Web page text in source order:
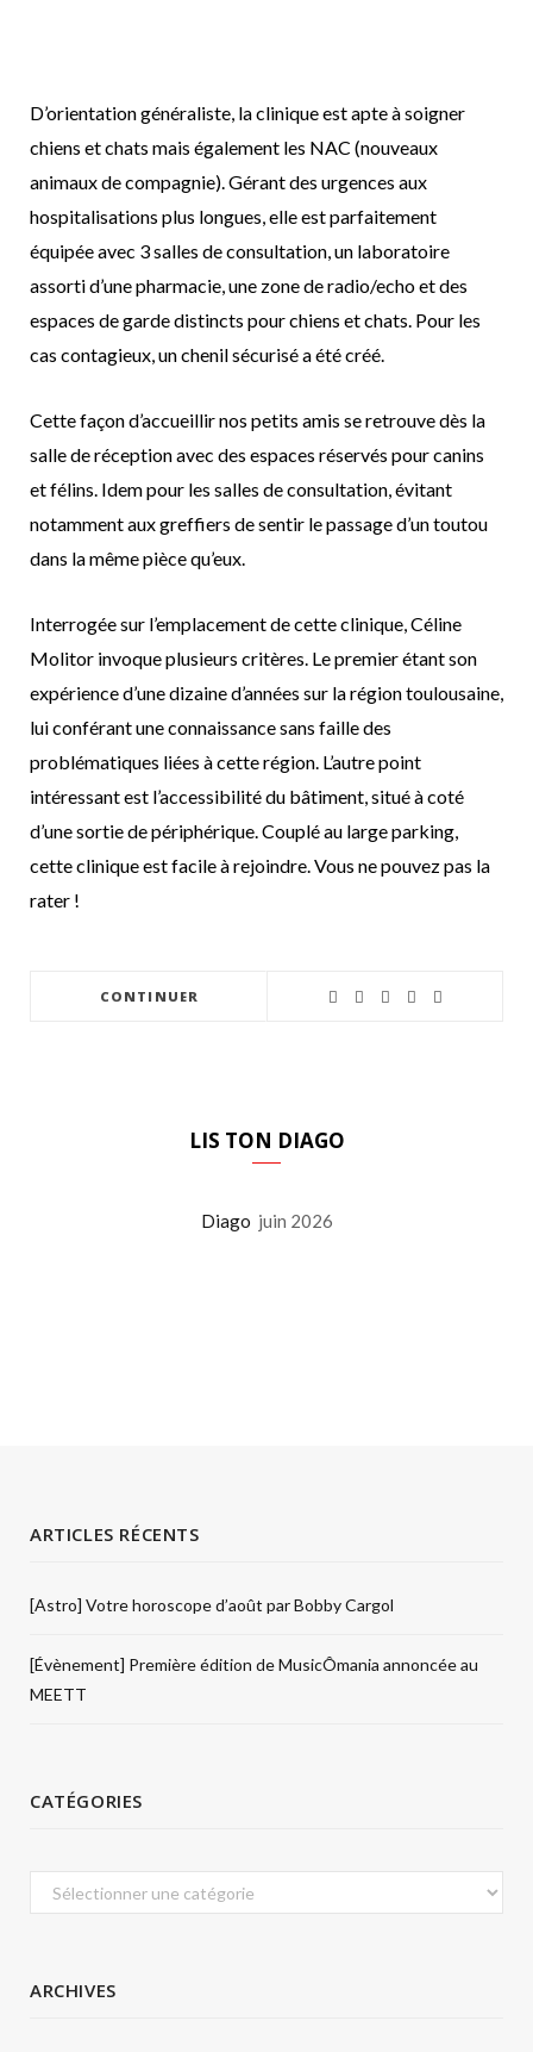
D’orientation généraliste, la clinique est apte à soigner
chiens et chats mais également les NAC (nouveaux
animaux de compagnie). Gérant des urgences aux
hospitalisations plus longues, elle est parfaitement
équipée avec 3 salles de consultation, un laboratoire
assorti d’une pharmacie, une zone de radio/echo et des
espaces de garde distincts pour chiens et chats. Pour les
cas contagieux, un chenil sécurisé a été créé.
Cette façon d’accueillir nos petits amis se retrouve dès la
salle de réception avec des espaces réservés pour canins
et félins. Idem pour les salles de consultation, évitant
notamment aux greffiers de sentir le passage d’un toutou
dans la même pièce qu’eux.
Interrogée sur l’emplacement de cette clinique, Céline
Molitor invoque plusieurs critères. Le premier étant son
expérience d’une dizaine d’années sur la région toulousaine,
lui conférant une connaissance sans faille des
problématiques liées à cette région. L’autre point
intéressant est l’accessibilité du bâtiment, situé à coté
d’une sortie de périphérique. Couplé au large parking,
cette clinique est facile à rejoindre. Vous ne pouvez pas la
rater !
CONTINUER
LIS TON DIAGO
Diago juin 2026
ARTICLES RÉCENTS
[Astro] Votre horoscope d’août par Bobby Cargol
[Évènement] Première édition de MusicÔmania annoncée au
MEETT
CATÉGORIES
Catégories
ARCHIVES